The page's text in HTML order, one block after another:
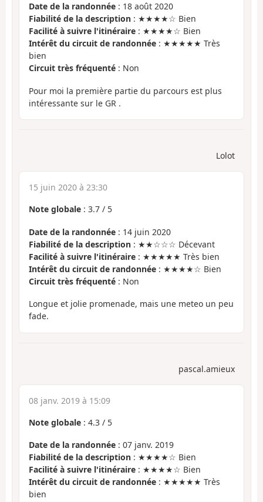
Date de la randonnée : 18 août 2020
Fiabilité de la description : ★★★★☆ Bien
Facilité à suivre l'itinéraire : ★★★★☆ Bien
Intérêt du circuit de randonnée : ★★★★★ Très
bien
Circuit très fréquenté : Non
Pour moi la première partie du parcours est plus
intéressante sur le GR .
Lolot
15 juin 2020 à 23:30
Note globale : 3.7 / 5
Date de la randonnée : 14 juin 2020
Fiabilité de la description : ★★☆☆☆ Décevant
Facilité à suivre l'itinéraire : ★★★★★ Très bien
Intérêt du circuit de randonnée : ★★★★☆ Bien
Circuit très fréquenté : Non
Longue et jolie promenade, mais une meteo un peu
fade.
pascal.amieux
08 janv. 2019 à 15:09
Note globale : 4.3 / 5
Date de la randonnée : 07 janv. 2019
Fiabilité de la description : ★★★★☆ Bien
Facilité à suivre l'itinéraire : ★★★★☆ Bien
Intérêt du circuit de randonnée : ★★★★★ Très
bien